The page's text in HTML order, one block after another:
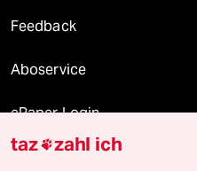
Feedback
Aboservice
ePaper Login
Downloads für Abonnierende
taz zahl ich